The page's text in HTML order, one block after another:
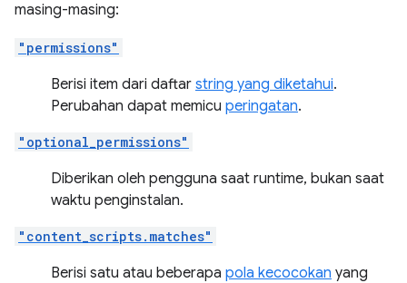
masing-masing:
"permissions"
Berisi item dari daftar string yang diketahui.
Perubahan dapat memicu peringatan.
"optional_permissions"
Diberikan oleh pengguna saat runtime, bukan saat
waktu penginstalan.
"content_scripts.matches"
Berisi satu atau beberapa pola kecocokan yang